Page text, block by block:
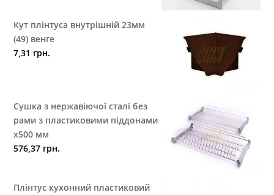
Кут плінтуса внутрішній 23мм
(49) венге
7,31 грн.
Сушка з нержавіючої сталі без
рами з пластиковими піддонами
х500 мм
576,37 грн.
Плінтус кухонний пластиковий